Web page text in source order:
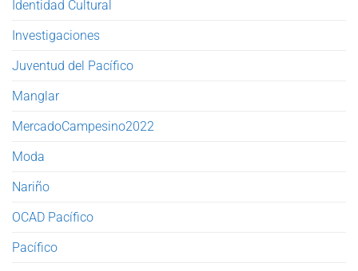
Identidad Cultural
Investigaciones
Juventud del Pacífico
Manglar
MercadoCampesino2022
Moda
Nariño
OCAD Pacífico
Pacífico